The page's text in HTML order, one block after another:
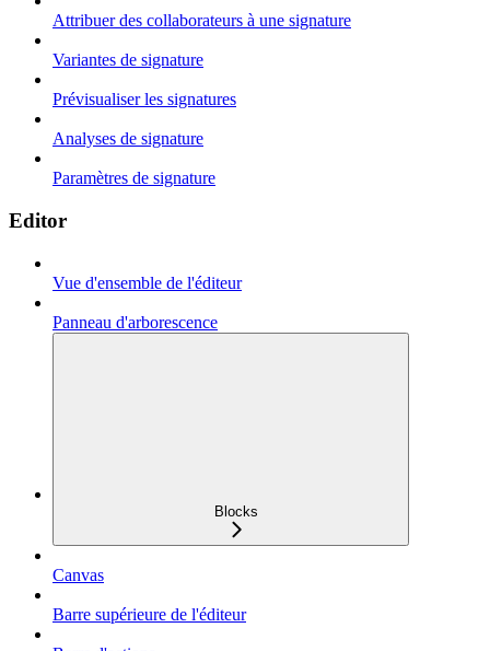
Attribuer des collaborateurs à une signature
Variantes de signature
Prévisualiser les signatures
Analyses de signature
Paramètres de signature
Editor
Vue d'ensemble de l'éditeur
Panneau d'arborescence
Blocks
Canvas
Barre supérieure de l'éditeur